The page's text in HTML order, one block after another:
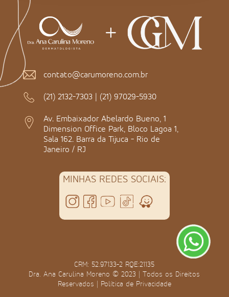
contato@carumoreno.com.br
(21) 2132-7303 | (21) 97029-5930
Av. Embaixador Abelardo Bueno, 1
Dimension Office Park, Bloco Lagoa 1,
Sala 162. Barra da Tijuca - Rio de
Janeiro / RJ
MINHAS REDES SOCIAIS:
CRM: 52.97133-2 RQE:21135
Dra. Ana Carulina Moreno © 2023 | Todos os Direitos
Reservados | Política de Privacidade